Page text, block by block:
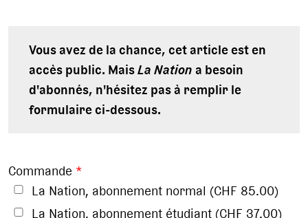
Vous avez de la chance, cet article est en
accès public. MaisLa Nationa besoin
d'abonnés, n'hésitez pas à remplir le
formulaire ci-dessous.
Commande *
La Nation, abonnement normal (CHF 85.00)
La Nation, abonnement étudiant (CHF 37.00)